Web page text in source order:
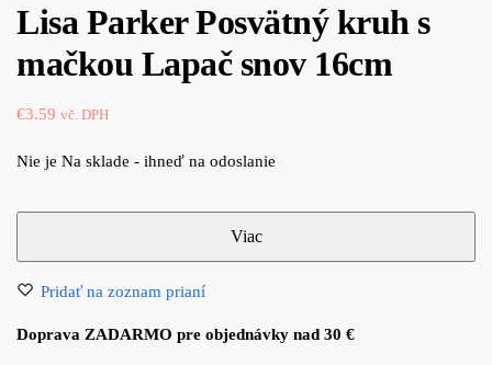
Lisa Parker Posvätný kruh s
mačkou Lapač snov 16cm
€3.59 vč. DPH
Nie je Na sklade - ihneď na odoslanie
Pridať na zoznam prianí
Doprava ZADARMO pre objednávky nad 30 €